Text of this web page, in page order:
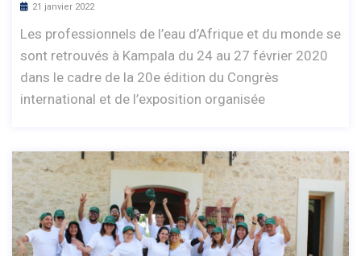
21 janvier 2022
Les professionnels de l’eau d’Afrique et du monde se
sont retrouvés à Kampala du 24 au 27 février 2020
dans le cadre de la 20e édition du Congrès
international et de l’exposition organisée